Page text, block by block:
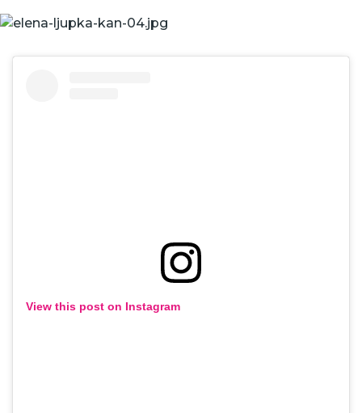
View this post on Instagram